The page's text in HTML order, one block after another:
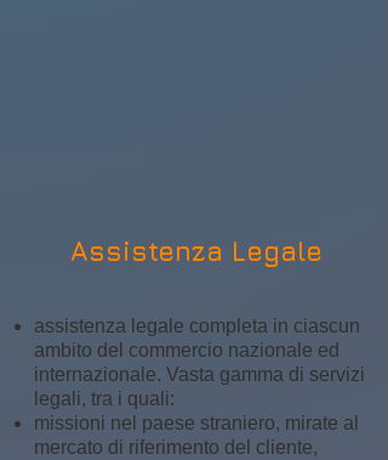
Assistenza Legale
assistenza legale completa in ciascun
ambito del commercio nazionale ed
internazionale. Vasta gamma di servizi
legali, tra i quali:
missioni nel paese straniero, mirate al
mercato di riferimento del cliente,